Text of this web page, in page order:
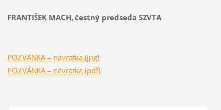
FRANTIŠEK MACH, čestný predseda SZVTA
POZVÁNKA – návratka (jpg)
POZVÁNKA – návratka (pdf)